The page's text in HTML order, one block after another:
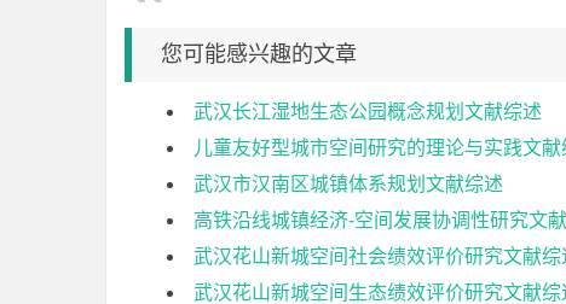
您可能感兴趣的文章
武汉长江湿地生态公园概念规划文献综述
儿童友好型城市空间研究的理论与实践文献
武汉市汉南区城镇体系规划文献综述
高铁沿线城镇经济-空间发展协调性研究文
武汉花山新城空间社会绩效评价研究文献综
武汉花山新城空间生态绩效评价研究文献综